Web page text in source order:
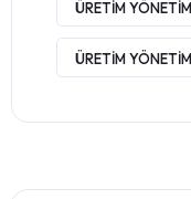
ÜRETIM
ÜRETIM